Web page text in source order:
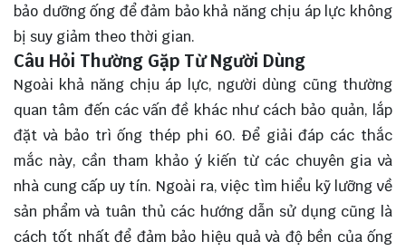
bảo dưỡng ống để đảm bảo khả năng chịu áp lực không
bị suy giảm theo thời gian.
Câu Hỏi Thường Gặp Từ Người Dùng
Ngoài khả năng chịu áp lực, người dùng cũng thường
quan tâm đến các vấn đề khác như cách bảo quản, lắp
đặt và bảo trì ống thép phi 60. Để giải đáp các thắc
mắc này, cần tham khảo ý kiến từ các chuyên gia và
nhà cung cấp uy tín. Ngoài ra, việc tìm hiểu kỹ lưỡng về
sản phẩm và tuân thủ các hướng dẫn sử dụng cũng là
cách tốt nhất để đảm bảo hiệu quả và độ bền của ống